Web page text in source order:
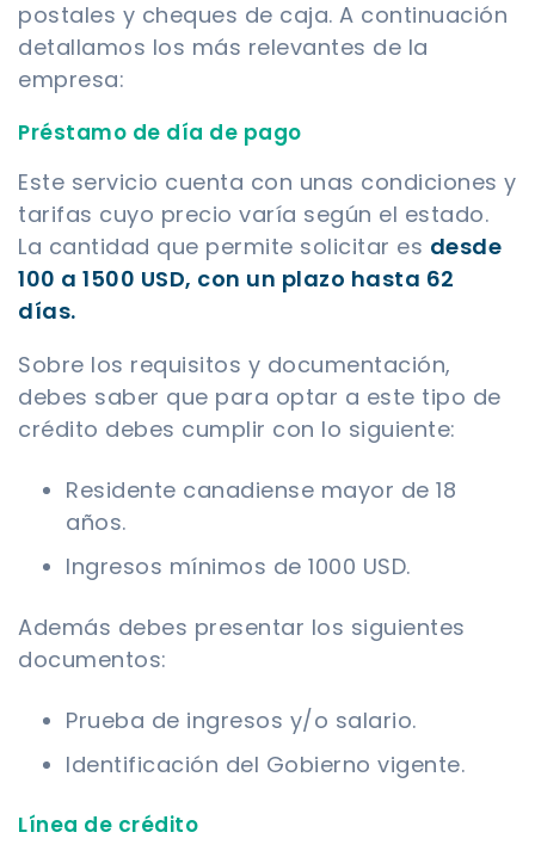
postales y cheques de caja. A continuación
detallamos los más relevantes de la
empresa:
Préstamo de día de pago
Este servicio cuenta con unas condiciones y
tarifas cuyo precio varía según el estado.
La cantidad que permite solicitar es desde
100 a 1500 USD, con un plazo hasta 62
días.
Sobre los requisitos y documentación,
debes saber que para optar a este tipo de
crédito debes cumplir con lo siguiente:
Residente canadiense mayor de 18
años.
Ingresos mínimos de 1000 USD.
Además debes presentar los siguientes
documentos:
Prueba de ingresos y/o salario.
Identificación del Gobierno vigente.
Línea de crédito